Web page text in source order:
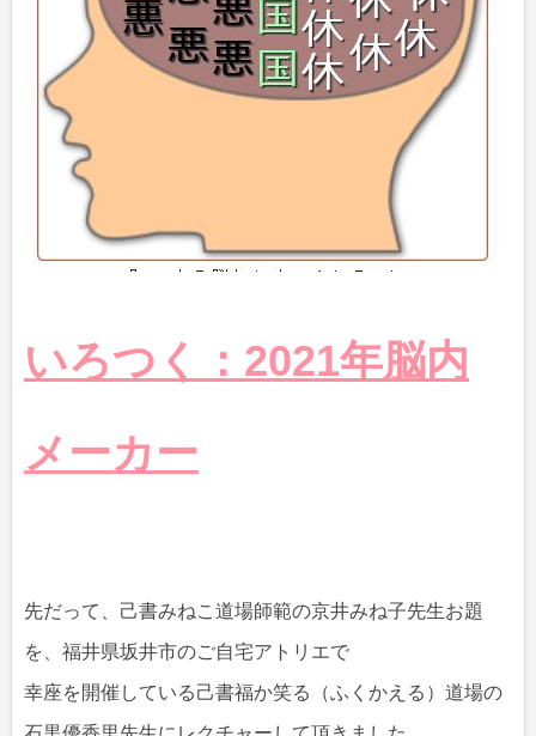
いろつく：2021年脳内
メーカー
先だって、己書みねこ道場師範の京井みね子先生お題
を、福井県坂井市のご自宅アトリエで
幸座を開催している己書福か笑る（ふくかえる）道場の